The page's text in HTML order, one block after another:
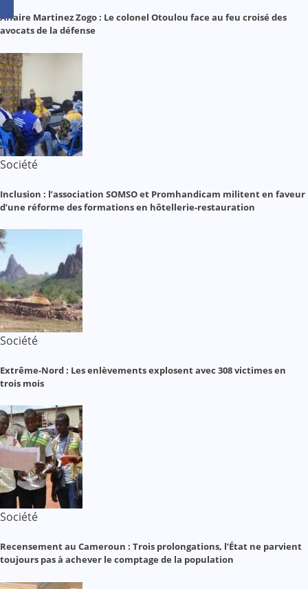
Affaire Martinez Zogo : Le colonel Otoulou face au feu croisé des
avocats de la défense
Société
Inclusion : l’association SOMSO et Promhandicam militent en faveur
d’une réforme des formations en hôtellerie-restauration
Société
Extrême-Nord : Les enlèvements explosent avec 308 victimes en
trois mois
Société
Recensement au Cameroun : Trois prolongations, l’État ne parvient
toujours pas à achever le comptage de la population